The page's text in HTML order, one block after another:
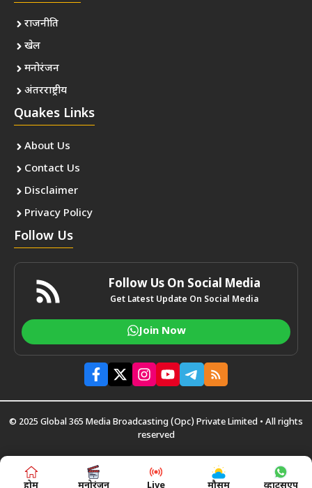
राजनीति
खेल
मनोरंजन
अंतरराष्ट्रीय
Quakes Links
About Us
Contact Us
Disclaimer
Privacy Policy
Follow Us
Follow Us On Social Media
Get Latest Update On Social Media
Join Now
© 2025 Global 365 Media Broadcasting (Opc) Private Limited • All rights
reserved
होम मनोरंजन Live मौसम व्हाट्सएप